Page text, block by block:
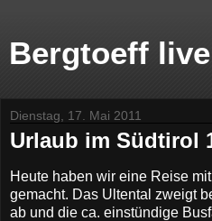
Bergtoeff live
Dienstag, 17. Mai 2011
Urlaub im Südtirol
Heute haben wir eine Reise
gemacht. Das Ultental zweigt
ab und die ca. einstündige